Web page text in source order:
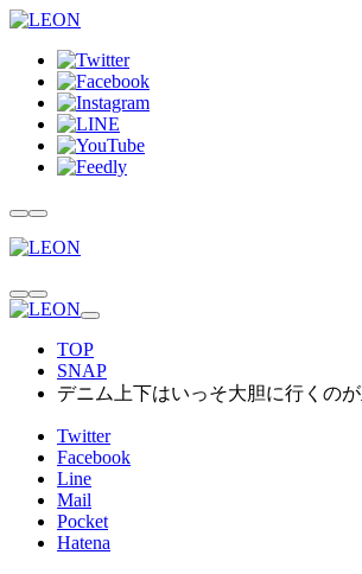
TOP
SNAP
デニム上下はいっそ大胆に行くの
Twitter
Facebook
Line
Mail
Pocket
Hatena